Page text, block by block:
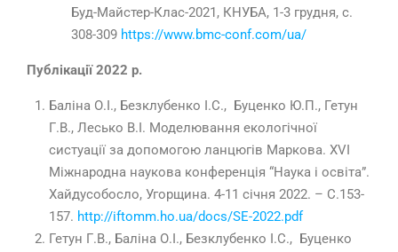
Буд-Майстер-Клас-2021, КНУБА, 1-3 грудня, с.
308-309 https://www.bmc-conf.com/ua/
Публікації 2022 р.
Баліна О.І., Безклубенко І.С., Буценко Ю.П., Гетун
Г.В., Лесько В.І. Моделювання екологічної
систуації за допомогою ланцюгів Маркова. XVI
Міжнародна наукова конференція “Наука і освіта”.
Хайдусобосло, Угорщина. 4-11 січня 2022. – C.153-
157. http://iftomm.ho.ua/docs/SE-2022.pdf
Гетун Г.В., Баліна О.І., Безклубенко І.С., Буценко